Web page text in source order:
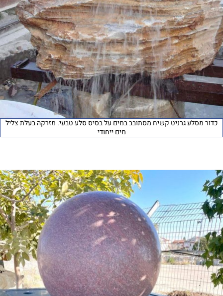
כדור מסלע גרניט קשיח מסתובב במים על בסיס סלע טבעי. מזרקה בעלת צליל
מים ייחודי